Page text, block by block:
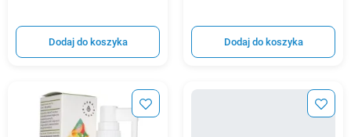
Dodaj do koszyka Dodaj do koszyka